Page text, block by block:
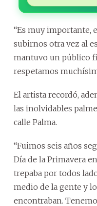
“Es muy importante,
subirnos otra vez al
mantuvo un público
respetamos
El artista recordó,
las inolvidables
calle Palma.
“Fuimos seis años
Día de la Primavera
trepaba por todos
medio de la gente y
encontraban.